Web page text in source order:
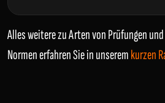
Alles weitere zu Arten von Prüfungen
Normen erfahren Sie in unseremkurzen